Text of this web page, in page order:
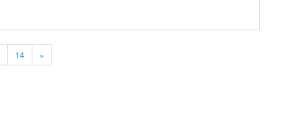
14 »